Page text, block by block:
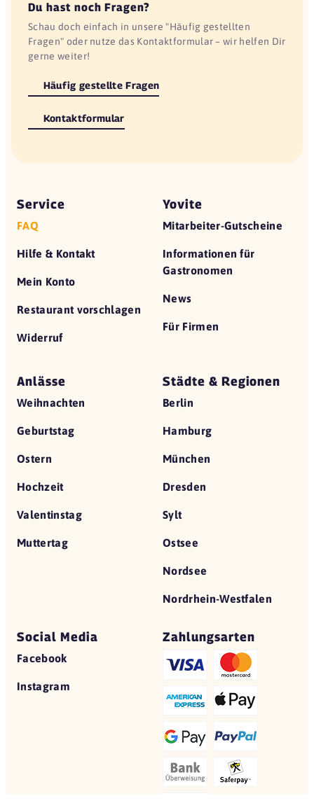
Du hast noch Fragen?
Schau doch einfach in unsere "Häufig gestellten
Fragen" oder nutze das Kontaktformular – wir helfen Dir
gerne weiter!
Häufig gestellte Fragen
Kontaktformular
Service
FAQ
Hilfe & Kontakt
Mein Konto
Restaurant vorschlagen
Widerruf
Yovite
Mitarbeiter-Gutscheine
Informationen für
Gastronomen
News
Für Firmen
Anlässe
Weihnachten
Geburtstag
Ostern
Hochzeit
Valentinstag
Muttertag
Städte & Regionen
Berlin
Hamburg
München
Dresden
Sylt
Ostsee
Nordsee
Nordrhein-Westfalen
Social Media
Facebook
Instagram
Zahlungsarten